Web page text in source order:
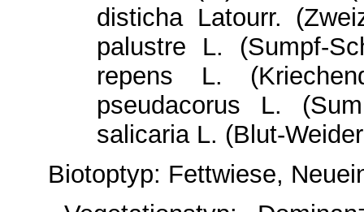
disticha Latourr.
palustre L. (Sumpf-
repens L.
pseudacorus L.
salicaria L. (Blut-
Biotoptyp: Fettwiese,